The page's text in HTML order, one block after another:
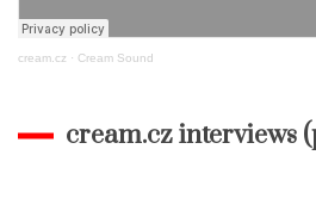
cream.cz · Cream Sound
cream.cz interviews